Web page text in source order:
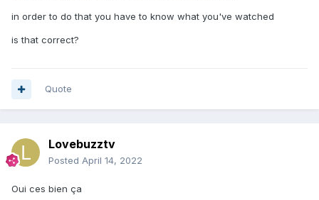
in order to do that you have to know what you've watched
is that correct?
Quote
Lovebuzztv
Posted April 14, 2022
Oui ces bien ça